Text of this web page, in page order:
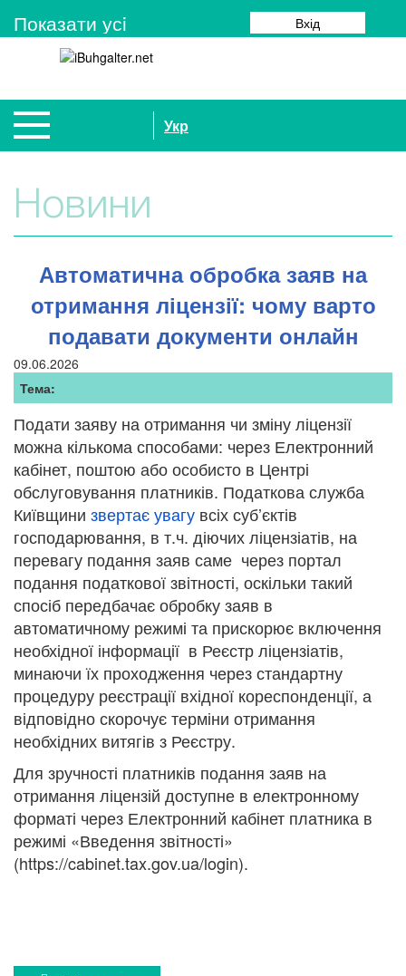
Показати усi Вхід
Укр
Новини
Автоматична обробка заяв на
отримання ліцензії: чому варто
подавати документи онлайн
09.06.2026
Тема:
Подати заяву на отримання чи зміну ліцензії
можна кількома способами: через Електронний
кабінет, поштою або особисто в Центрі
обслуговування платників. Податкова служба
Київщини звертає увагу всіх суб’єктів
господарювання, в т.ч. діючих ліцензіатів, на
перевагу подання заяв саме через портал
подання податкової звітності, оскільки такий
спосіб передбачає обробку заяв в
автоматичному режимі та прискорює включення
необхідної інформації в Реєстр ліцензіатів,
минаючи їх проходження через стандартну
процедуру реєстрації вхідної кореспонденції, а
відповідно скорочує терміни отримання
необхідних витягів з Реєстру.
Для зручності платників подання заяв на
отримання ліцензій доступне в електронному
форматі через Електронний кабінет платника в
режимі «Введення звітності»
(https://cabinet.tax.gov.ua/login).